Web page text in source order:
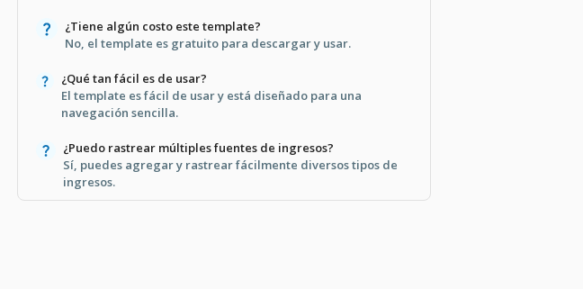
¿Tiene algún costo este template?
No, el template es gratuito para descargar y usar.
¿Qué tan fácil es de usar?
El template es fácil de usar y está diseñado para una
navegación sencilla.
¿Puedo rastrear múltiples fuentes de ingresos?
Sí, puedes agregar y rastrear fácilmente diversos tipos de
ingresos.